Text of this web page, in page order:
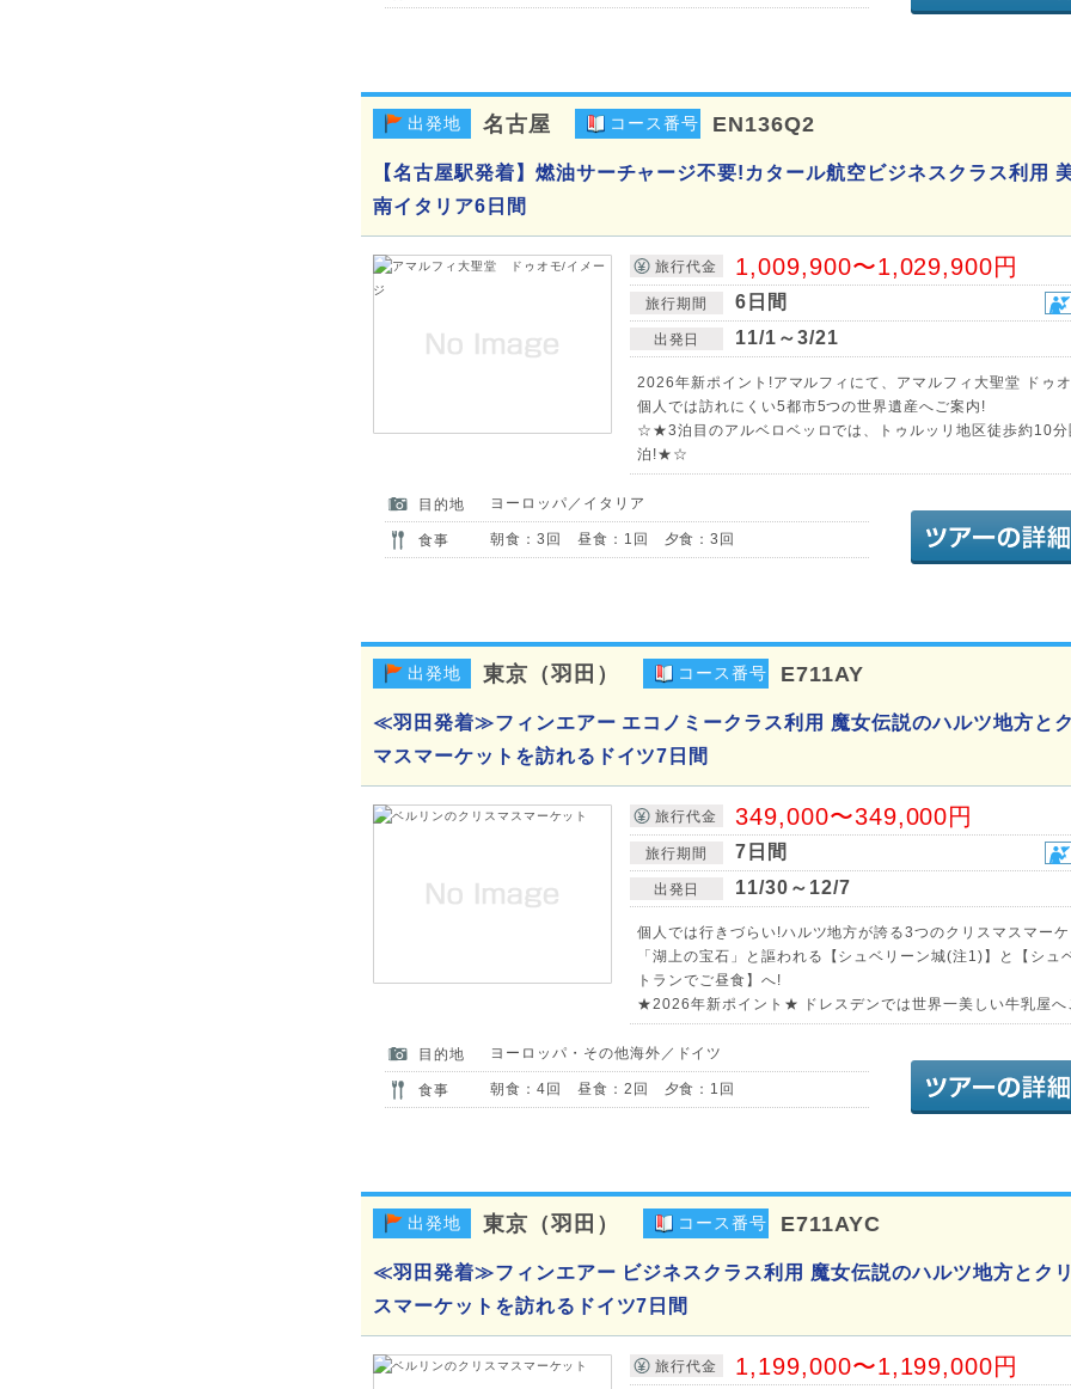
出発地 名古屋 コース番号 EN136Q2
【名古屋駅発着】燃油サーチャージ不要!カタール航空ビジネスクラス利用
南イタリア6日間
旅行代金 1,009,900〜1,029,900円
旅行期間 6日間
出発日 11/1～3/21
2026年新ポイント!アマルフィにて、アマルフィ大聖堂 ドゥ
個人では訪れにくい5都市5つの世界遺産へご案内!
☆★3泊目のアルベロベッロでは、トゥルッリ地区徒歩約10分
泊!★☆
目的地 ヨーロッパ／イタリア
食事 朝食：3回 昼食：1回 夕食：3回
出発地 東京（羽田） コース番号 E711AY
≪羽田発着≫フィンエアー エコノミークラス利用 魔女伝説のハルツ地方と
マスマーケットを訪れるドイツ7日間
旅行代金 349,000〜349,000円
旅行期間 7日間
出発日 11/30～12/7
個人では行きづらい!ハルツ地方が誇る3つのクリスマスマー
「湖上の宝石」と謳われる【シュベリーン城(注1)】と【シュ
トランでご昼食】へ!
★2026年新ポイント★ ドレスデンでは世界一美しい牛乳屋
目的地 ヨーロッパ・その他海外／ドイツ
食事 朝食：4回 昼食：2回 夕食：1回
出発地 東京（羽田） コース番号 E711AYC
≪羽田発着≫フィンエアー ビジネスクラス利用 魔女伝説のハルツ地方とク
スマーケットを訪れるドイツ7日間
旅行代金 1,199,000〜1,199,000円